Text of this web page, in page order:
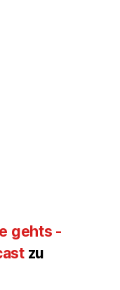
gehts -
zu